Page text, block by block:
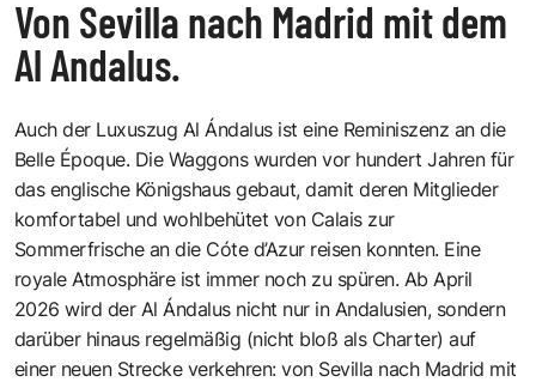
Von Sevilla nach Madrid mit dem
Al Andalus.
Auch der Luxuszug Al Ándalus ist eine Reminiszenz an die
Belle Époque. Die Waggons wurden vor hundert Jahren für
das englische Königshaus gebaut, damit deren Mitglieder
komfortabel und wohlbehütet von Calais zur
Sommerfrische an die Cóte d’Azur reisen konnten. Eine
royale Atmosphäre ist immer noch zu spüren. Ab April
2026 wird der Al Ándalus nicht nur in Andalusien, sondern
darüber hinaus regelmäßig (nicht bloß als Charter) auf
einer neuen Strecke verkehren: von Sevilla nach Madrid mit